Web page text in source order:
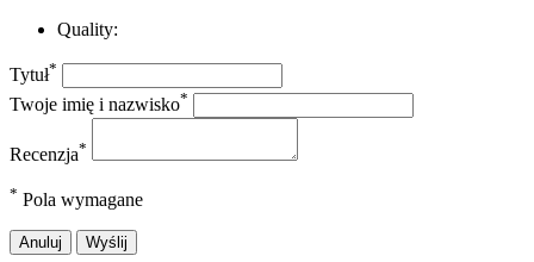
Quality:
Tytuł*
Twoje imię i nazwisko*
Recenzja*
* Pola wymagane
Anuluj Wyślij